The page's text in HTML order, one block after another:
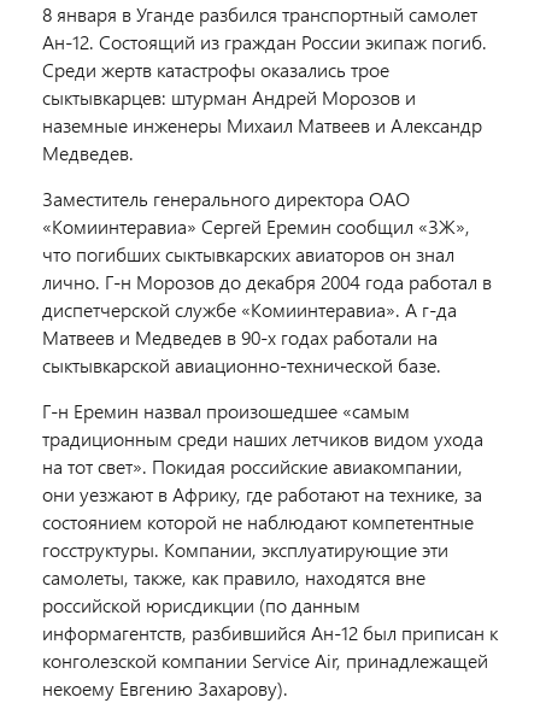
8 января в Уганде разбился транспортный самолет
Ан-12. Состоящий из граждан России экипаж погиб.
Среди жертв катастрофы оказались трое
сыктывкарцев: штурман Андрей Морозов и
наземные инженеры Михаил Матвеев и Александр
Медведев.
Заместитель генерального директора ОАО
«Комиинтеравиа» Сергей Еремин сообщил «ЗЖ»,
что погибших сыктывкарских авиаторов он знал
лично. Г-н Морозов до декабря 2004 года работал в
диспетчерской службе «Комиинтеравиа». А г-да
Матвеев и Медведев в 90-х годах работали на
сыктывкарской авиационно-технической базе.
Г-н Еремин назвал произошедшее «самым
традиционным среди наших летчиков видом ухода
на тот свет». Покидая российские авиакомпании,
они уезжают в Африку, где работают на технике, за
состоянием которой не наблюдают компетентные
госструктуры. Компании, эксплуатирующие эти
самолеты, также, как правило, находятся вне
российской юрисдикции (по данным
информагентств, разбившийся Ан-12 был приписан к
конголезской компании Service Air, принадлежащей
некоему Евгению Захарову).